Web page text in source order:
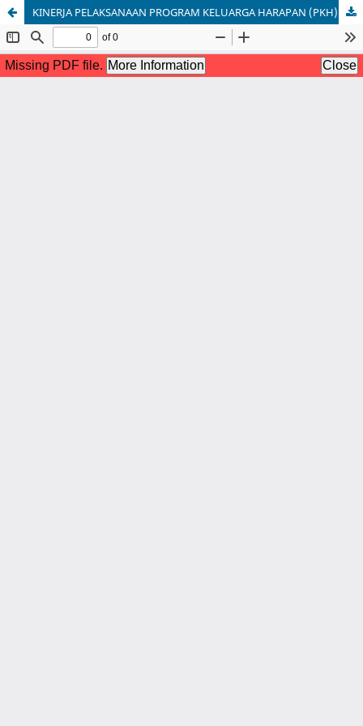
KINERJA PELAKSANAAN PROGRAM KELUARGA HARAPAN (PKH) DI KELURAHAN ALAI KECAMATAN UNGAR KABUPATEN KARIMUN